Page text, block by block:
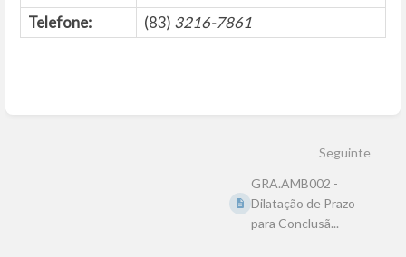
Telefone:
(83) 3216-7861
Seguinte
GRA.AMB002 -
Dilatação de Prazo
para Conclusã...